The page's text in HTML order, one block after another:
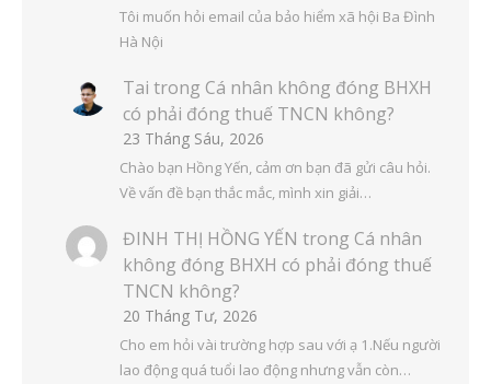
Tôi muốn hỏi email của bảo hiểm xã hội Ba Đình
Hà Nội
Tai trong Cá nhân không đóng BHXH
có phải đóng thuế TNCN không?
23 Tháng Sáu, 2026
Chào bạn Hồng Yến, cảm ơn bạn đã gửi câu hỏi.
Về vấn đề bạn thắc mắc, mình xin giải…
ĐINH THỊ HỒNG YẾN trong Cá nhân
không đóng BHXH có phải đóng thuế
TNCN không?
20 Tháng Tư, 2026
Cho em hỏi vài trường hợp sau với ạ 1.Nếu người
lao động quá tuổi lao động nhưng vẫn còn…